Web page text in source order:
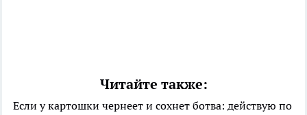
Читайте также:
Если у картошки чернеет и сохнет ботва: действую по